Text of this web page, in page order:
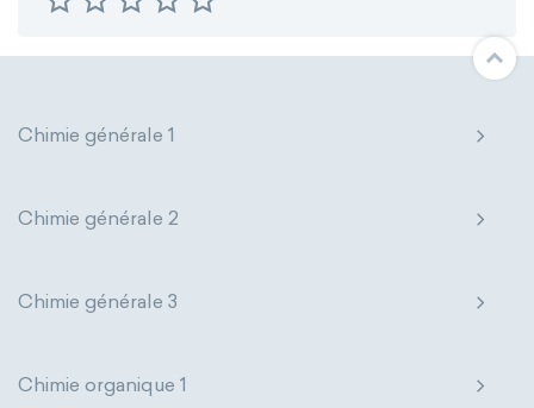
Chimie générale 1
Chimie générale 2
Chimie générale 3
Chimie organique 1